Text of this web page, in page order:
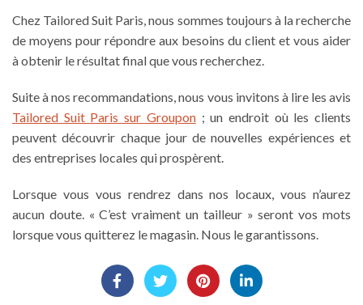
Chez Tailored Suit Paris, nous sommes toujours à la recherche
de moyens pour répondre aux besoins du client et vous aider
à obtenir le résultat final que vous recherchez.
Suite à nos recommandations, nous vous invitons à lire les avis
Tailored Suit Paris sur Groupon ; un endroit où les clients
peuvent découvrir chaque jour de nouvelles expériences et
des entreprises locales qui prospèrent.
Lorsque vous vous rendrez dans nos locaux, vous n’aurez
aucun doute. «C’est vraiment un tailleur» seront vos mots
lorsque vous quitterez le magasin. Nous le garantissons.